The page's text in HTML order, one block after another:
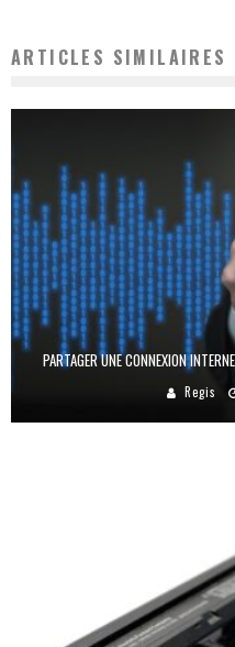
ARTICLES SIMILAIRES
PARTAGER UNE CONNEXION
Regis